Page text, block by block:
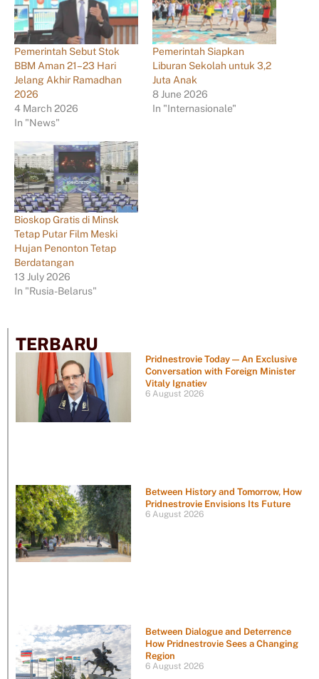
Pemerintah Sebut Stok
BBM Aman 21–23 Hari
Jelang Akhir Ramadhan
2026
4 March 2026
In "News"
Pemerintah Siapkan
Liburan Sekolah untuk 3,2
Juta Anak
8 June 2026
In "Internasionale"
Bioskop Gratis di Minsk
Tetap Putar Film Meski
Hujan Penonton Tetap
Berdatangan
13 July 2026
In "Rusia-Belarus"
TERBARU
Pridnestrovie Today — An Exclusive
Conversation with Foreign Minister
Vitaly Ignatiev
6 August 2026
Between History and Tomorrow, How
Pridnestrovie Envisions Its Future
6 August 2026
Between Dialogue and Deterrence
How Pridnestrovie Sees a Changing
Region
6 August 2026